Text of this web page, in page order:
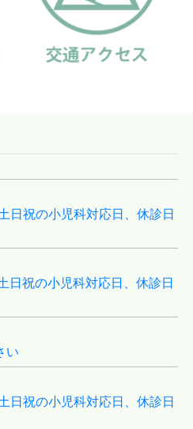
日祝の小児科対応日、休診日
日祝の小児科対応日、休診日
い
日祝の小児科対応日、休診日